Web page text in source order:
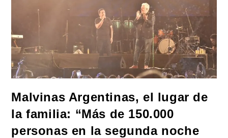
Malvinas Argentinas, el lugar de
la familia: “Más de 150.000
personas en la segunda noche